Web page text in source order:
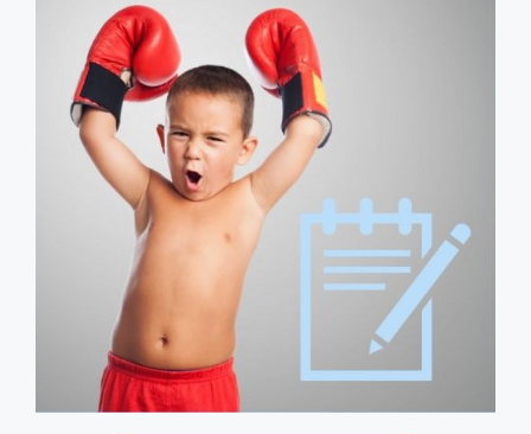
(7778)
A nagy probiotikum-átverés: bizonyított
hatás vs. marketing, melyik
probiotikumot vegyük? (5051)
Fitymaszűkület: így szüntethető meg a
probléma, műtét nélkül (fotókkal)
Milyen gyógyszert szedhet szoptatás
alatt? Ez az oldal megmondja! (4182)
Hozzátáplálás: mikor és mit ehet a
baba? Ezek a legújabb nemzetközi
orvosi ajánlások(3568)
Hallójárat gyulladás kezelése és
megelőzése a legújabb nemzetközi
ajánlások alapján